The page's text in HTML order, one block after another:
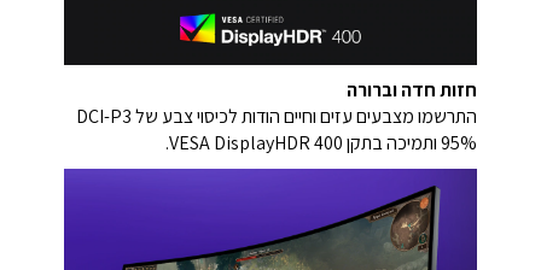
חזות חדה וברורה
התרשמו מצבעים עזים וחיים הודות לכיסוי צבע של ‎DCI-P3‎
‎95%‎ ותמיכה בתקן ‎VESA DisplayHDR 400‎.